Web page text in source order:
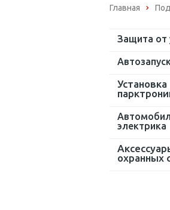
Главная
Защита от
Автозапуск
Установка
электрика
охранных